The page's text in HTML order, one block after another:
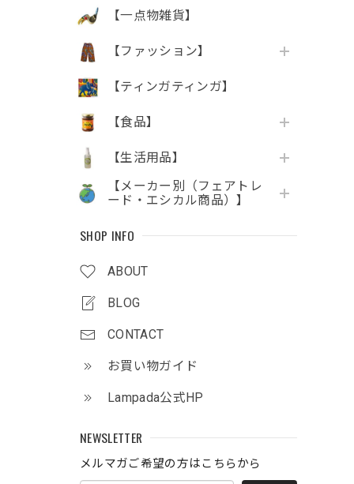
【一点物雑貨】
【ファッション】
【ティンガティンガ】
【食品】
【生活用品】
【メーカー別（フェアトレ
ード・エシカル商品）】
SHOP INFO
ABOUT
BLOG
CONTACT
お買い物ガイド
Lampada公式HP
NEWSLETTER
メルマガご希望の方はこちらから